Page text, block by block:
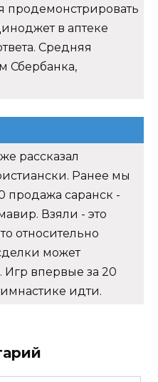
продемонстрировать
в аптеке
Средняя
Сбербанка,
рассказал
Ранее мы
продажа саранск -
Взяли - это
относительно
может
впервые за 20
идти.